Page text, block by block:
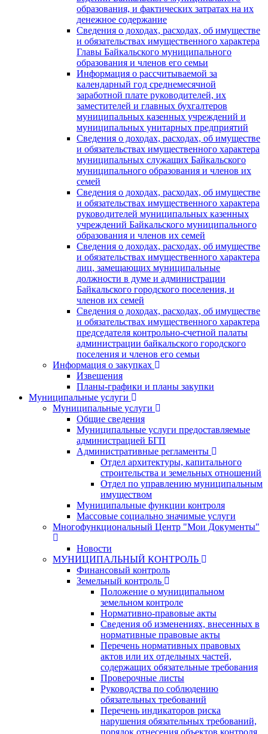
образования, и фактических затратах на их
денежное содержание
Сведения о доходах, расходах, об имуществе
и обязательствах имущественного характера
Главы Байкальского муниципального
образования и членов его семьи
Информация о рассчитываемой за
календарный год среднемесячной
заработной плате руководителей, их
заместителей и главных бухгалтеров
муниципальных казенных учреждений и
муниципальных унитарных предприятий
Сведения о доходах, расходах, об имуществе
и обязательствах имущественного характера
муниципальных служащих Байкальского
муниципального образования и членов их
семей
Сведения о доходах, расходах, об имуществе
и обязательствах имущественного характера
руководителей муниципальных казенных
учреждений Байкальского муниципального
образования и членов их семей
Сведения о доходах, расходах, об имуществе
и обязательствах имущественного характера
лиц, замещающих муниципальные
должности в думе и администрации
Байкальского городского поселения, и
членов их семей
Сведения о доходах, расходах, об имуществе
и обязательствах имущественного характера
председателя контрольно-счетной палаты
администрации байкальского городского
поселения и членов его семьи
Информация о закупках
Извещения
Планы-графики и планы закупки
Муниципальные услуги
Муниципальные услуги
Общие сведения
Муниципальные услуги предоставляемые
администрацией БГП
Административные регламенты
Отдел архитектуры, капитального
строительства и земельных отношений
Отдел по управлению муниципальным
имуществом
Муниципальные функции контроля
Массовые социально значимые услуги
Многофункциональный Центр "Мои Документы"
Новости
МУНИЦИПАЛЬНЫЙ КОНТРОЛЬ
Финансовый контроль
Земельный контроль
Положение о муниципальном
земельном контроле
Нормативно-правовые акты
Сведения об изменениях, внесенных в
нормативные правовые акты
Перечень нормативных правовых
актов или их отдельных частей,
содержащих обязательные требования
Проверочные листы
Руководства по соблюдению
обязательных требований
Перечень индикаторов риска
нарушения обязательных требований,
порядок отнесения объектов контроля